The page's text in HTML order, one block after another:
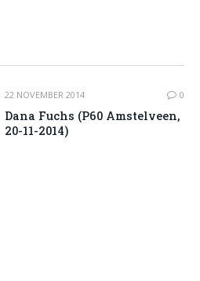
22 NOVEMBER 2014 0
Dana Fuchs (P60 Amstelveen,
20-11-2014)